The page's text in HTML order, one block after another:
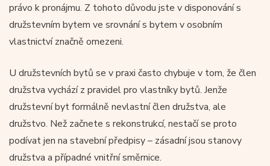
právo k pronájmu. Z tohoto důvodu jste v disponování s
družstevním bytem ve srovnání s bytem v osobním
vlastnictví značně omezeni.
U družstevních bytů se v praxi často chybuje v tom, že člen
družstva vychází z pravidel pro vlastníky bytů. Jenže
družstevní byt formálně nevlastní člen družstva, ale
družstvo. Než začnete s rekonstrukcí, nestačí se proto
podívat jen na stavební předpisy – zásadní jsou stanovy
družstva a případné vnitřní směrnice.